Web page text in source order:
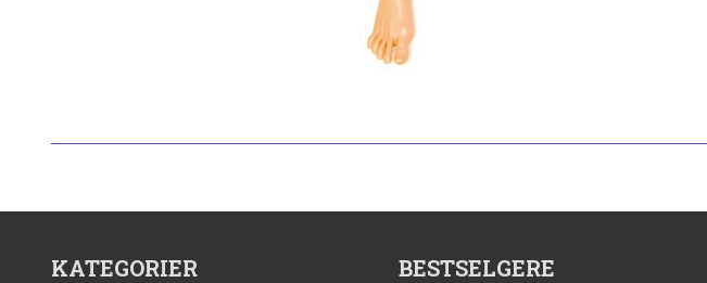
KATEGORIER BESTSELGERE